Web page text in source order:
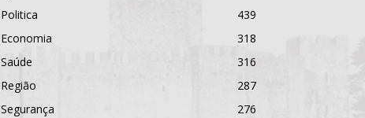
Politica
439
Economia
318
Saúde
316
Região
287
Segurança
276